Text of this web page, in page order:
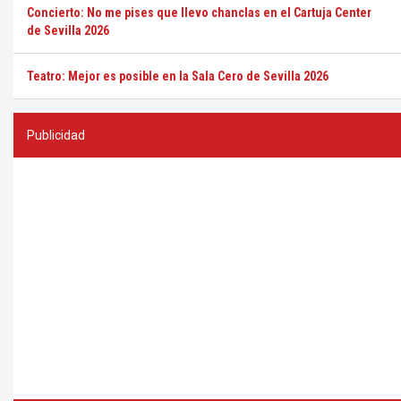
Concierto: No me pises que llevo chanclas en el Cartuja Center
de Sevilla 2026
Teatro: Mejor es posible en la Sala Cero de Sevilla 2026
Publicidad